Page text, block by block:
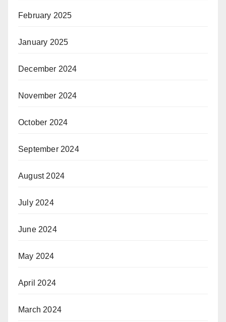
February 2025
January 2025
December 2024
November 2024
October 2024
September 2024
August 2024
July 2024
June 2024
May 2024
April 2024
March 2024